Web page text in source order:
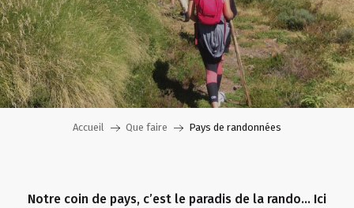
Accueil Que faire Pays de randonnées
Notre coin de pays, c’est le paradis de la rando… Ici